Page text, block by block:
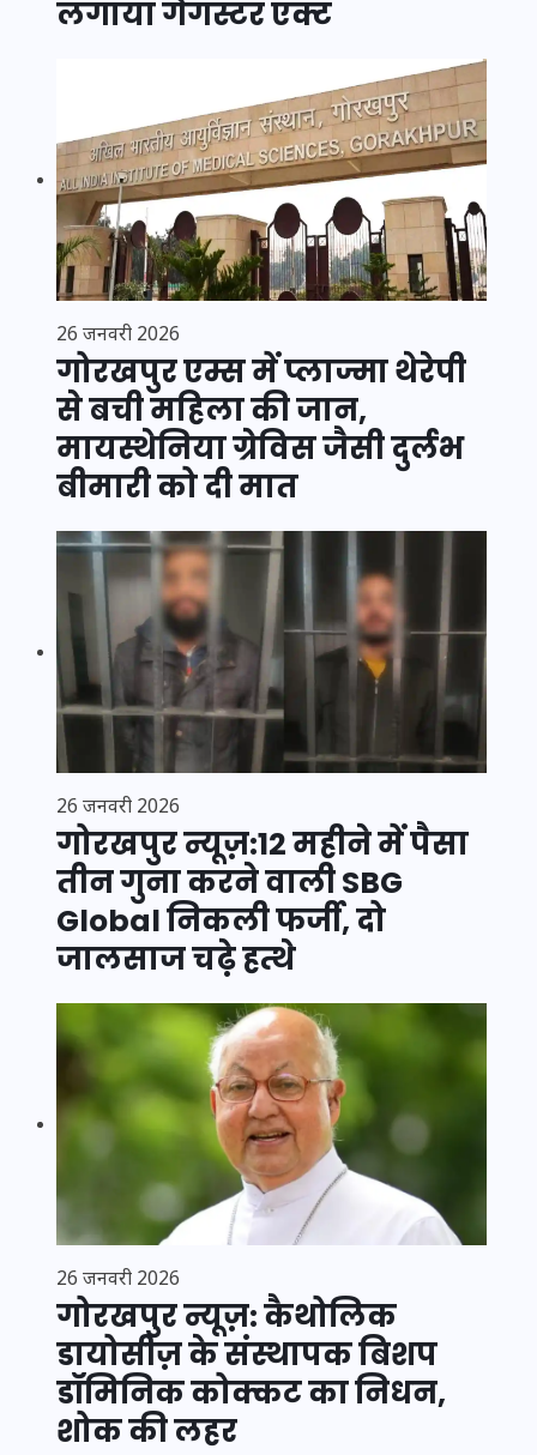
लगाया गैंगस्टर एक्ट
26 जनवरी 2026
गोरखपुर एम्स में प्लाज्मा थेरेपी
से बची महिला की जान,
मायस्थेनिया ग्रेविस जैसी दुर्लभ
बीमारी को दी मात
26 जनवरी 2026
गोरखपुर न्यूज़:12 महीने में पैसा
तीन गुना करने वाली SBG
Global निकली फर्जी, दो
जालसाज चढ़े हत्थे
26 जनवरी 2026
गोरखपुर न्यूज़: कैथोलिक
डायोसीज़ के संस्थापक बिशप
डॉमिनिक कोक्कट का निधन,
शोक की लहर